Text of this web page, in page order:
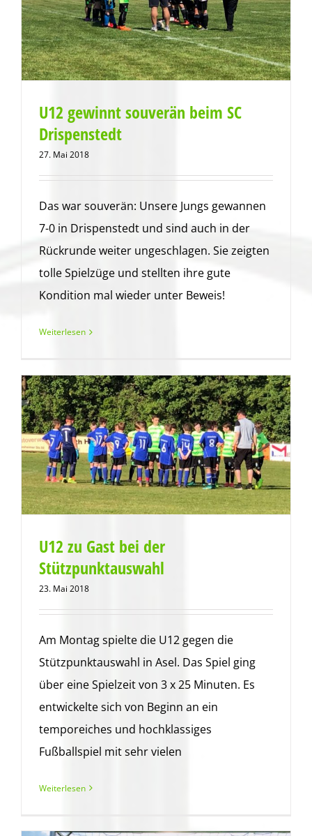
U12 gewinnt souverän beim SC
Drispenstedt
27. Mai 2018
Das war souverän: Unsere Jungs gewannen
7-0 in Drispenstedt und sind auch in der
Rückrunde weiter ungeschlagen. Sie zeigten
tolle Spielzüge und stellten ihre gute
Kondition mal wieder unter Beweis!
Weiterlesen
U12 zu Gast bei der
Stützpunktauswahl
23. Mai 2018
Am Montag spielte die U12 gegen die
Stützpunktauswahl in Asel. Das Spiel ging
über eine Spielzeit von 3 x 25 Minuten. Es
entwickelte sich von Beginn an ein
temporeiches und hochklassiges
Fußballspiel mit sehr vielen
Weiterlesen